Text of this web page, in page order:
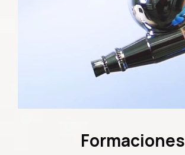
Formaciones